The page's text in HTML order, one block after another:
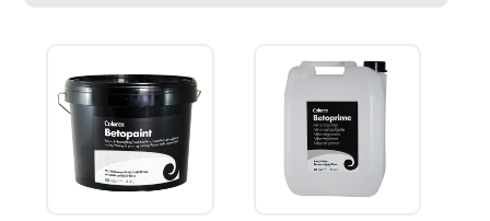
ULKOTILAT
Tuotetyyppi:
JULKISIVUMAALI PUU
KALUSTEMAALI
KATTOMAALI